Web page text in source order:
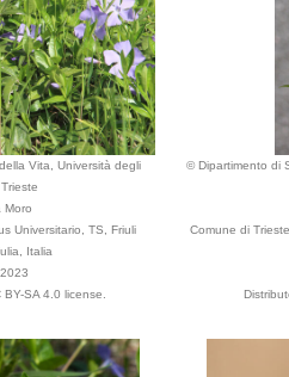
Vita, Università degli
Moro
Universitario, TS, Friuli
Italia
SA 4.0 license.
© Dipartimento di
Comune di